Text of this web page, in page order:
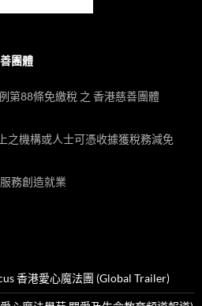
團體
第88條免繳稅 之 香港慈善團體
之機構或人士可憑收據獲稅務減免
務創造就業
香港愛心魔法團 (Global Trailer)